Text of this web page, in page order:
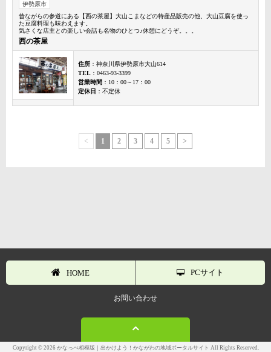
伊勢原市
昔ながらの参道にある【西の茶屋】大山こまなどの特産品販売の他、大山豆腐を使っ
た豆腐料理も味わえます。
気さくな店主との楽しい会話も名物のひとつ♪休憩にどうぞ。。。
西の茶屋
住所 ：神奈川県伊勢原市大山614
TEL ：0463-93-3399
営業時間 ：10：00～17：00
定休日 ：不定休
< 1 2 3 4 5 >
HOME PCサイト
お問い合わせ
Copyright © 2026 かなっぺ相模版｜出かけよう！かながわの地域ポータルサイト All Rights Reserved.